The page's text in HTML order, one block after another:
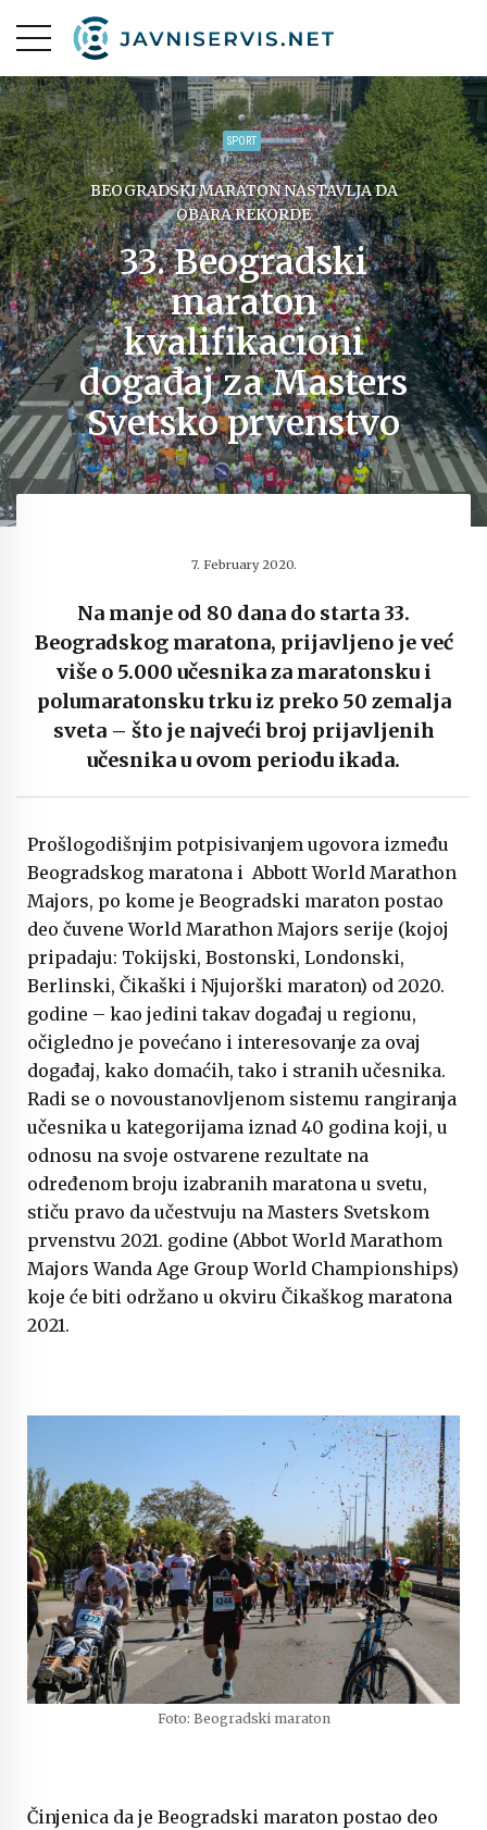
SPORT
BEOGRADSKI MARATON NASTAVLJA DA
OBARA REKORDE
33. Beogradski
maraton
kvalifikacioni
događaj za Masters
Svetsko prvenstvo
7. February 2020.
Na manje od 80 dana do starta 33.
Beogradskog maratona, prijavljeno je već
više o 5.000 učesnika za maratonsku i
polumaratonsku trku iz preko 50 zemalja
sveta – što je najveći broj prijavljenih
učesnika u ovom periodu ikada.
Prošlogodišnjim potpisivanjem ugovora između
Beogradskog maratona i Abbott World Marathon
Majors, po kome je Beogradski maraton postao
deo čuvene World Marathon Majors serije (kojoj
pripadaju: Tokijski, Bostonski, Londonski,
Berlinski, Čikaški i Njujorški maraton) od 2020.
godine – kao jedini takav događaj u regionu,
očigledno je povećano i interesovanje za ovaj
događaj, kako domaćih, tako i stranih učesnika.
Radi se o novoustanovljenom sistemu rangiranja
učesnika u kategorijama iznad 40 godina koji, u
odnosu na svoje ostvarene rezultate na
određenom broju izabranih maratona u svetu,
stiču pravo da učestvuju na Masters Svetskom
prvenstvu 2021. godine (Abbot World Marathom
Majors Wanda Age Group World Championships)
koje će biti održano u okviru Čikaškog maratona
2021.
Foto: Beogradski maraton
Činjenica da je Beogradski maraton postao deo